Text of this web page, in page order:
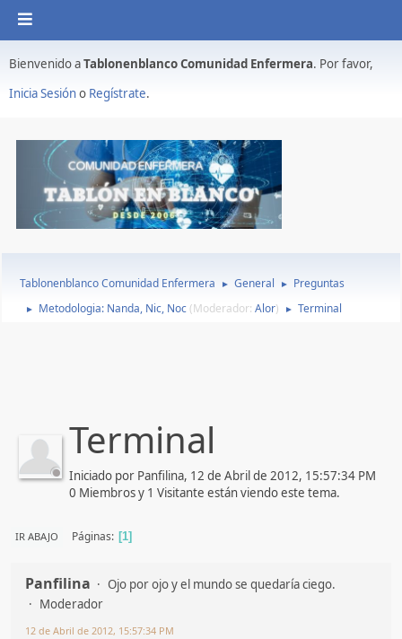
Bienvenido aTablonenblanco Comunidad Enfermera. Por favor,
Inicia Sesióno Regístrate.
Tablonenblanco Comunidad Enfermera ► General ► Preguntas
► Metodologia: Nanda, Nic, Noc (Moderador: Alor) ► Terminal
Terminal
Iniciado por Panfilina, 12 de Abril de 2012, 15:57:34 PM
0 Miembros y 1 Visitante están viendo este tema.
IR ABAJO Páginas 1
Panfilina
Ojo por ojo y el mundo se quedaría ciego.
Moderador
12 de Abril de 2012, 15:57:34 PM